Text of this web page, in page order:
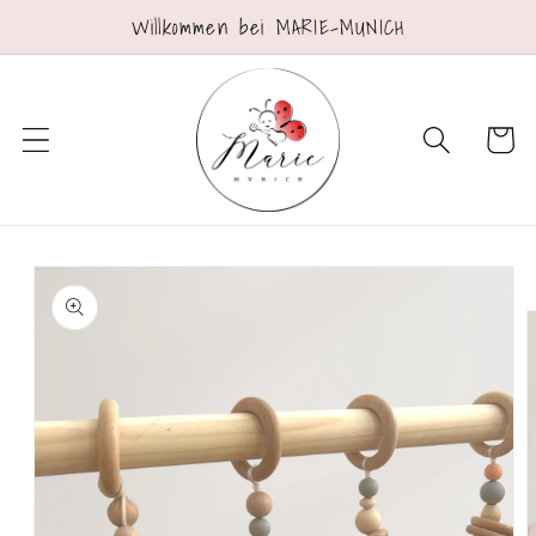
Inhalt
Willkommen bei MARIE-MUNICH